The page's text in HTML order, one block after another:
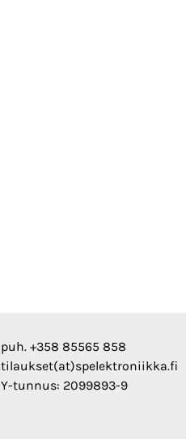
puh. +358 85565 858
tilaukset(at)spelektroniikka.fi
Y-tunnus: 2099893-9